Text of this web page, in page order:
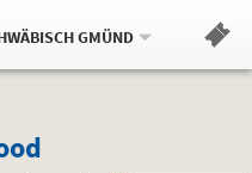
GMÜND.
Weitere